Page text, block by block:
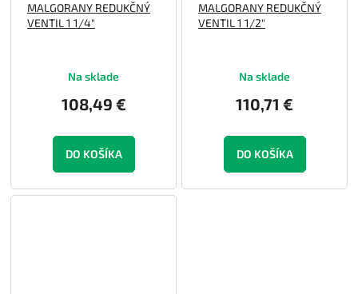
MALGORANY REDUKČNÝ
VENTIL 1 1/4"
Na sklade
108,49 €
DO KOŠÍKA
MALGORANY REDUKČNÝ
VENTIL 1 1/2"
Na sklade
110,71 €
DO KOŠÍKA